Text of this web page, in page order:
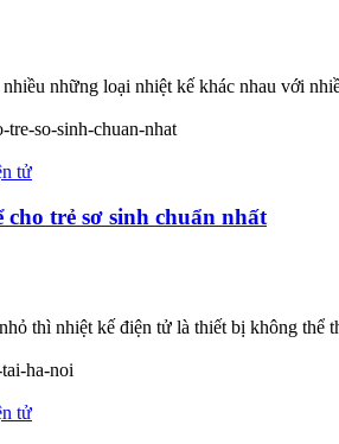
những loại nhiệt kế khác nhau với
tử
cho trẻ sơ sinh chuẩn nhất
thì nhiệt kế điện tử là thiết bị không thể
tử